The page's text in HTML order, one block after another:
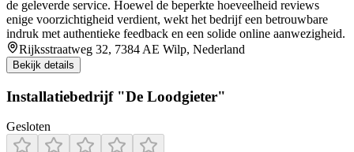
de geleverde service. Hoewel de beperkte hoeveelheid reviews
enige voorzichtigheid verdient, wekt het bedrijf een betrouwbare
indruk met authentieke feedback en een solide online aanwezigheid.
Rijksstraatweg 32, 7384 AE Wilp, Nederland
Bekijk details
Installatiebedrijf "De Loodgieter"
Gesloten